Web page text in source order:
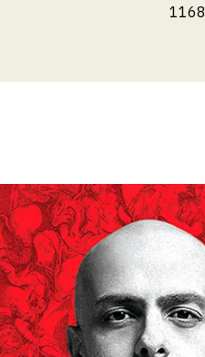
1168